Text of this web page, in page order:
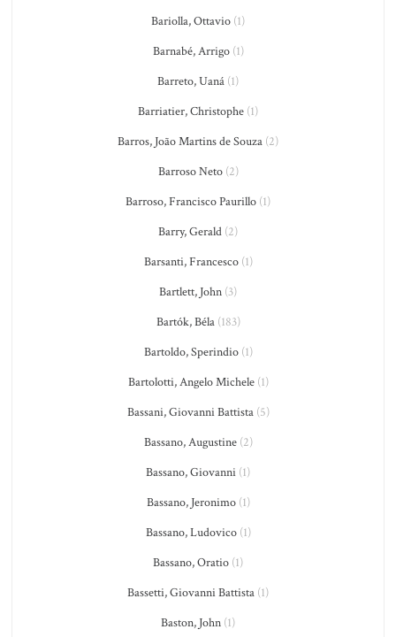
Bariolla, Ottavio (1)
Barnabé, Arrigo(1)
Barreto, Uaná (1)
Barriatier, Christophe (1)
Barros, João Martins de Souza (2)
Barroso Neto(2)
Barroso, Francisco Paurillo (1)
Barry, Gerald (2)
Barsanti, Francesco(1)
Bartlett, John (3)
Bartók, Béla(183)
Bartoldo, Sperindio(1)
Bartolotti, Angelo Michele(1)
Bassani, Giovanni Battista(5)
Bassano, Augustine(2)
Bassano, Giovanni (1)
Bassano, Jeronimo(1)
Bassano, Ludovico(1)
Bassano, Oratio (1)
Bassetti, Giovanni Battista (1)
Baston, John (1)